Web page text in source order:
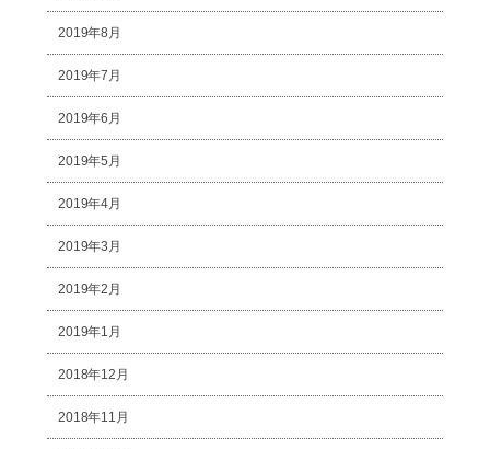
2019年8月
2019年7月
2019年6月
2019年5月
2019年4月
2019年3月
2019年2月
2019年1月
2018年12月
2018年11月